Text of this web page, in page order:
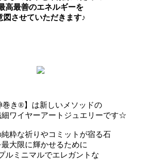
高最善のエネルギーを
図させていただきます♪
巻き®】は新しいメソッドの
ワイヤーアートジュエリーです☆
粋な祈りやコミットが宿る石
最大限に輝かせるために
ルミニマルでエレガントな